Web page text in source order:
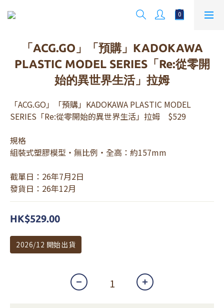
「ACG.GO」「預購」KADOKAWA
PLASTIC MODEL SERIES「Re:從零開
始的異世界生活」拉姆
「ACG.GO」「預購」KADOKAWA PLASTIC MODEL
SERIES「Re:從零開始的異世界生活」拉姆    $529
規格
組裝式塑膠模型・無比例・全高：約157mm
截單日：26年7月2日
發貨日：26年12月
HK$529.00
2026/12 開始出貨